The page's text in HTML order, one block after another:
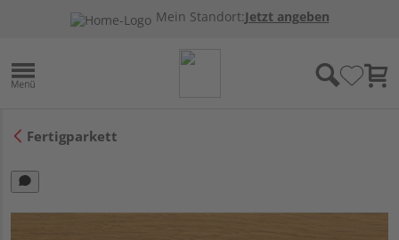
Mein Standort:Jetzt angeben
Fertigparkett